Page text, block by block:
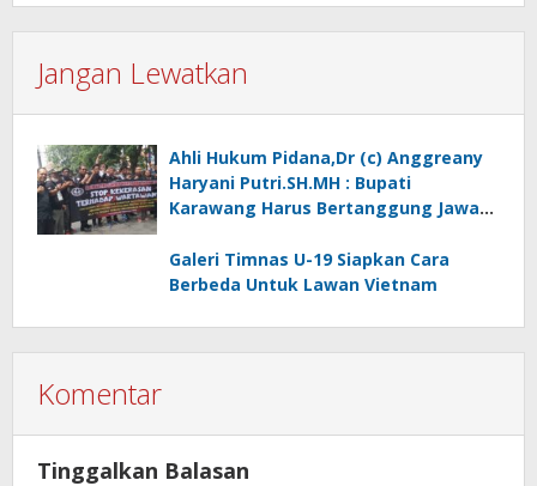
Jangan Lewatkan
Ahli Hukum Pidana,Dr (c) Anggreany
Haryani Putri.SH.MH : Bupati
Karawang Harus Bertanggung Jawab
Terhadap Oknum ASN Yang Tak
Bermoral
Galeri Timnas U-19 Siapkan Cara
Berbeda Untuk Lawan Vietnam
Komentar
Tinggalkan Balasan